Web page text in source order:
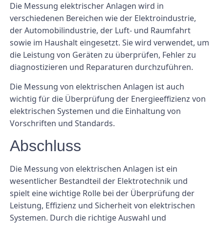
Die Messung elektrischer Anlagen wird in
verschiedenen Bereichen wie der Elektroindustrie,
der Automobilindustrie, der Luft- und Raumfahrt
sowie im Haushalt eingesetzt. Sie wird verwendet, um
die Leistung von Geräten zu überprüfen, Fehler zu
diagnostizieren und Reparaturen durchzuführen.
Die Messung von elektrischen Anlagen ist auch
wichtig für die Überprüfung der Energieeffizienz von
elektrischen Systemen und die Einhaltung von
Vorschriften und Standards.
Abschluss
Die Messung von elektrischen Anlagen ist ein
wesentlicher Bestandteil der Elektrotechnik und
spielt eine wichtige Rolle bei der Überprüfung der
Leistung, Effizienz und Sicherheit von elektrischen
Systemen. Durch die richtige Auswahl und